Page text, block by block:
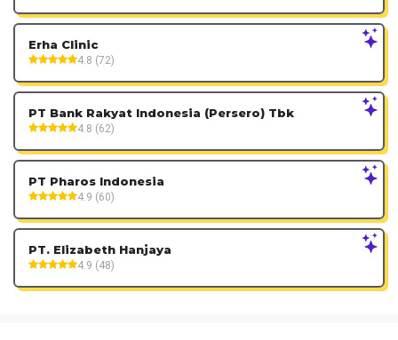
Erha Clinic
4.8 (72)
PT Bank Rakyat Indonesia (Persero) Tbk
4.8 (62)
PT Pharos Indonesia
4.9 (60)
PT. Elizabeth Hanjaya
4.9 (48)